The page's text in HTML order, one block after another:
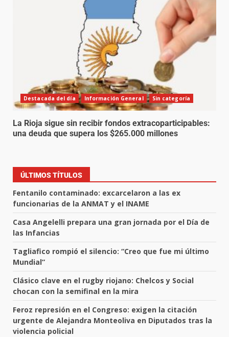
Destacada del día Información General Sin categoría
La Rioja sigue sin recibir fondos extracoparticipables:
una deuda que supera los $265.000 millones
ÚLTIMOS TÍTULOS
Fentanilo contaminado: excarcelaron a las ex
funcionarias de la ANMAT y el INAME
Casa Angelelli prepara una gran jornada por el Día de
las Infancias
Tagliafico rompió el silencio: “Creo que fue mi último
Mundial”
Clásico clave en el rugby riojano: Chelcos y Social
chocan con la semifinal en la mira
Feroz represión en el Congreso: exigen la citación
urgente de Alejandra Monteoliva en Diputados tras la
violencia policial